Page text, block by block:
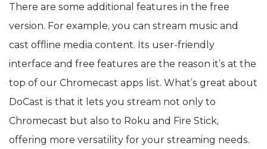
There are some additional features in the free
version. For example, you can stream music and
cast offline media content. Its user-friendly
interface and free features are the reason it’s at the
top of our Chromecast apps list. What’s great about
DoCast is that it lets you stream not only to
Chromecast but also to Roku and Fire Stick,
offering more versatility for your streaming needs.